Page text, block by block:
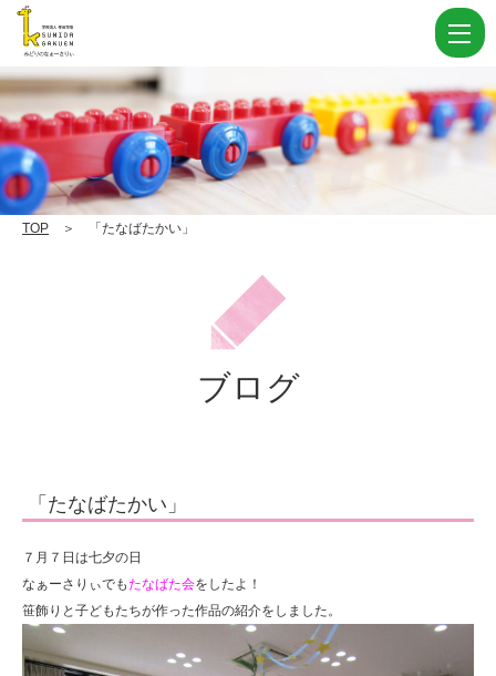
ば
た
か
い」
人
園
TOP ＞ 「たなばたかい」
ブログ
「たなばたかい」
７月７日は七夕の日
なぁーさりぃでもたなばた会をしたよ！
笹飾りと子どもたちが作った作品の紹介をしました。